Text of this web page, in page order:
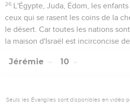
26 L'Égypte, Juda, Édom, les
ceux qui se rasent les coins de la
le désert. Car toutes les nations
la maison d'Israël est incirconcise
Jérémie 10
Seuls les Évangiles sont disponibles en vidéo